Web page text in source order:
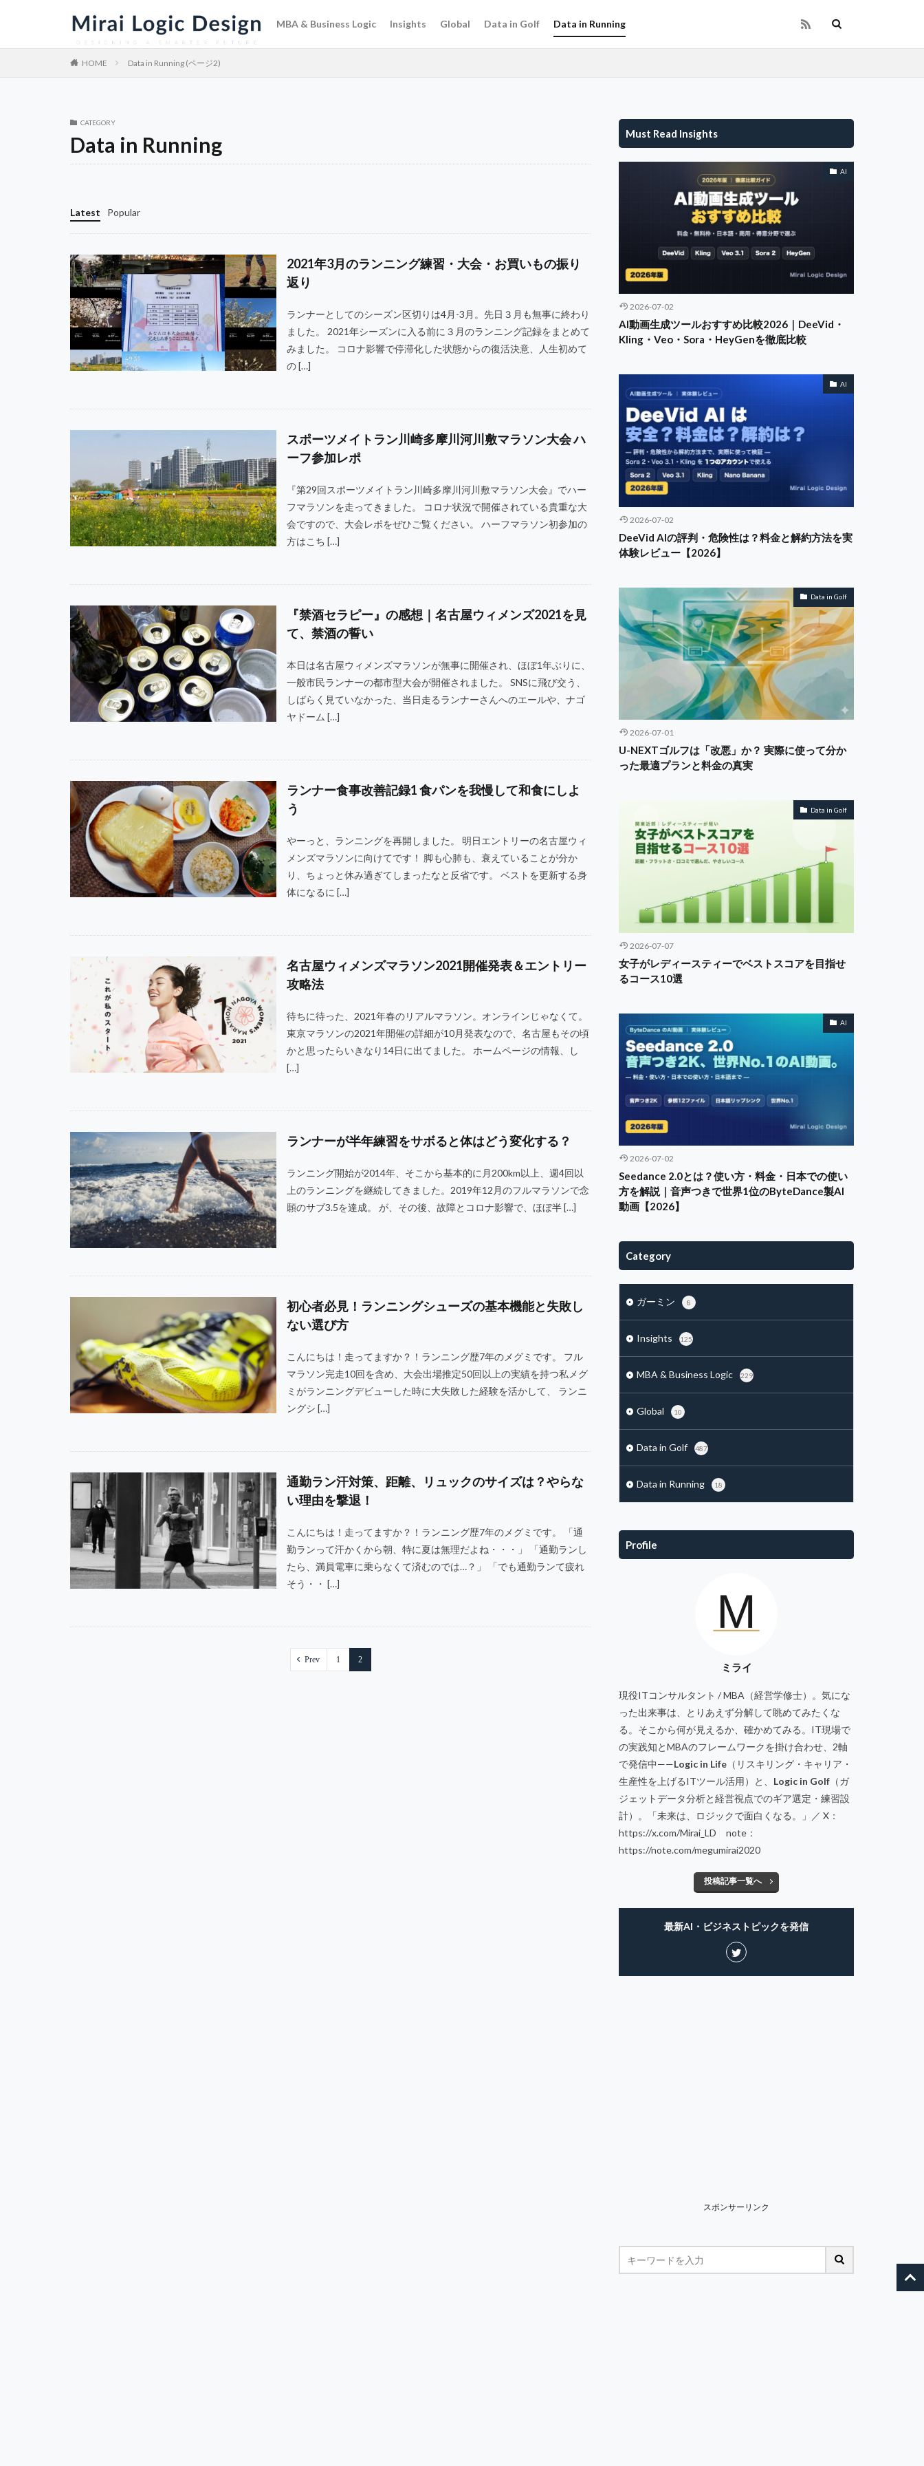
MBA & Business Logic Insights Global Data in Golf Data in Running
HOME Data in Running (ページ2)
CATEGORY
Data in Running
Latest Popular
2021年3月のランニング練習・大会・お買いもの振り
返り
ランナーとしてのシーズン区切りは4月-3月。先日３月も無事に終わり
ました。 2021年シーズンに入る前に３月のランニング記録をまとめて
みました。 コロナ影響で停滞化した状態からの復活決意、人生初めて
の […]
スポーツメイトラン川崎多摩川河川敷マラソン大会 ハ
ーフ参加レポ
『第29回スポーツメイトラン川崎多摩川河川敷マラソン大会』でハー
フマラソンを走ってきました。 コロナ状況で開催されている貴重な大
会ですので、大会レポをぜひご覧ください。 ハーフマラソン初参加の
方はこち […]
『禁酒セラピー』の感想｜名古屋ウィメンズ2021を見
て、禁酒の誓い
本日は名古屋ウィメンズマラソンが無事に開催され、ほぼ1年ぶりに、
一般市民ランナーの都市型大会が開催されました。 SNSに飛び交う、
しばらく見ていなかった、当日走るランナーさんへのエールや、ナゴ
ヤドーム […]
ランナー食事改善記録1 食パンを我慢して和食にしよ
う
やーっと、ランニングを再開しました。 明日エントリーの名古屋ウィ
メンズマラソンに向けてです！ 脚も心肺も、衰えていることが分か
り、ちょっと休み過ぎてしまったなと反省です。 ベストを更新する身
体になるに […]
名古屋ウィメンズマラソン2021開催発表＆エントリー
攻略法
待ちに待った、2021年春のリアルマラソン。オンラインじゃなくて。
東京マラソンの2021年開催の詳細が10月発表なので、名古屋もその頃
かと思ったらいきなり14日に出てました。 ホームページの情報、し
[…]
ランナーが半年練習をサボると体はどう変化する？
ランニング開始が2014年、そこから基本的に月200km以上、週4回以
上のランニングを継続してきました。2019年12月のフルマラソンで念
願のサブ3.5を達成。 が、その後、故障とコロナ影響で、ほぼ半 […]
初心者必見！ランニングシューズの基本機能と失敗し
ない選び方
こんにちは！走ってますか？！ランニング歴7年のメグミです。 フル
マラソン完走10回を含め、大会出場推定50回以上の実績を持つ私メグ
ミがランニングデビューした時に大失敗した経験を活かして、 ランニ
ングシ […]
通勤ラン汗対策、距離、リュックのサイズは？やらな
い理由を撃退！
こんにちは！走ってますか？！ランニング歴7年のメグミです。 「通
勤ランって汗かくから朝、特に夏は無理だよね・・・」 「通勤ランし
たら、満員電車に乗らなくて済むのでは…？」 「でも通勤ランて疲れ
そう・・ […]
Prev 1 2
Must Read Insights
AI
2026-07-02
AI動画生成ツールおすすめ比較2026｜DeeVid・
Kling・Veo・Sora・HeyGenを徹底比較
AI
2026-07-02
DeeVid AIの評判・危険性は？料金と解約方法を実
体験レビュー【2026】
Data in Golf
2026-07-01
U-NEXTゴルフは「改悪」か？ 実際に使って分か
った最適プランと料金の真実
Data in Golf
2026-07-07
女子がレディースティーでベストスコアを目指せ
るコース10選
AI
2026-07-02
Seedance 2.0とは？使い方・料金・日本での使い
方を解説｜音声つきで世界1位のByteDance製AI
動画【2026】
Category
ガーミン 8
Insights 125
MBA & Business Logic 229
Global 10
Data in Golf 487
Data in Running 18
Profile
ミライ
現役ITコンサルタント / MBA（経営学修士）。気にな
った出来事は、とりあえず分解して眺めてみたくな
る。そこから何が見えるか、確かめてみる。IT現場で
の実践知とMBAのフレームワークを掛け合わせ、2軸
で発信中——Logic in Life （リスキリング・キャリア・
生産性を上げるITツール活用）と、 Logic in Golf （ガ
ジェットデータ分析と経営視点でのギア選定・練習設
計）。「未来は、ロジックで面白くなる。」／ X：
https://x.com/Mirai_LD note：
https://note.com/megumirai2020
投稿記事一覧へ
最新AI・ビジネストピックを発信
スポンサーリンク